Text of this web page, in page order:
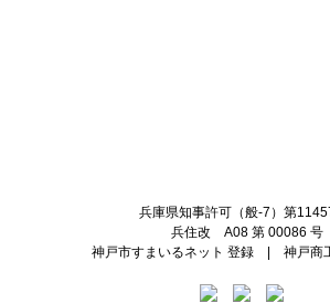
兵庫県知事許可（般-7）第
兵住改 A08 第 00086 号
神戸市すまいるネット 登録 | 神戸商